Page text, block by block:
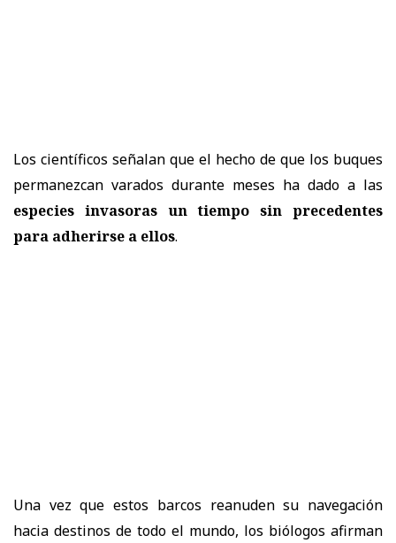
Los científicos señalan que el hecho de que los buques
permanezcan varados durante meses ha dado a las
especies invasoras un tiempo sin precedentes
para adherirse a ellos.
Una vez que estos barcos reanuden su navegación
hacia destinos de todo el mundo, los biólogos afirman